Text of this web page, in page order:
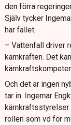
den förra
Själv tycker
här fallet.
– Vattenfall driver
kärnkraften. Det
Och det är ingen
tar in. Ingemar
kärnkraftsstyrelser
rollen som vd för